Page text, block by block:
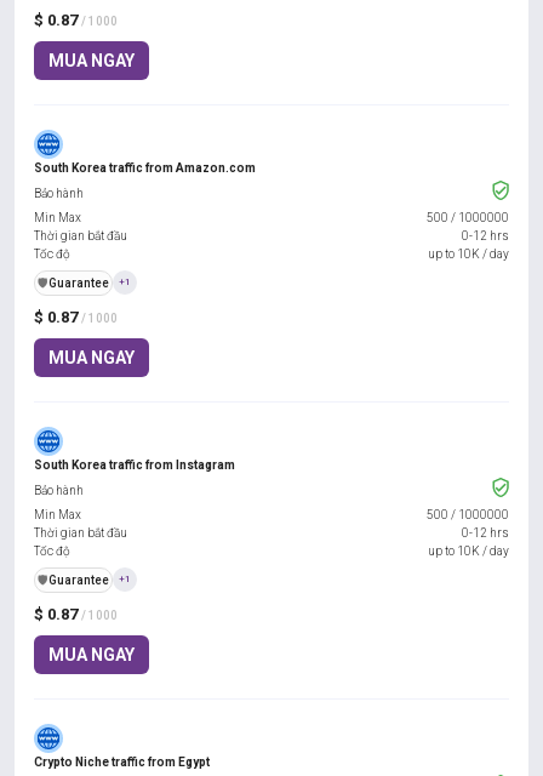
$ 0.87 / 1000
MUA NGAY
South Korea traffic from Amazon.com
$ 0.87 / 1000
MUA NGAY
Bảo hành
Min Max
500 / 1000000
Thời gian bắt đầu
0-12 hrs
Tốc độ
up to 10K / day
️🛡️Guarantee +1
South Korea traffic from Instagram
$ 0.87 / 1000
MUA NGAY
Bảo hành
Min Max
500 / 1000000
Thời gian bắt đầu
0-12 hrs
Tốc độ
up to 10K / day
️🛡️Guarantee +1
Crypto Niche traffic from Egypt